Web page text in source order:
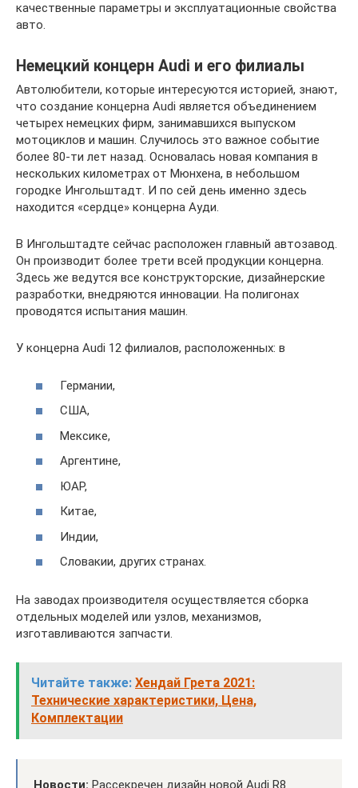
качественные параметры и эксплуатационные свойства
авто.
Немецкий концерн Audi и его филиалы
Автолюбители, которые интересуются историей, знают,
что создание концерна Audi является объединением
четырех немецких фирм, занимавшихся выпуском
мотоциклов и машин. Случилось это важное событие
более 80-ти лет назад. Основалась новая компания в
нескольких километрах от Мюнхена, в небольшом
городке Ингольштадт. И по сей день именно здесь
находится «сердце» концерна Ауди.
В Ингольштадте сейчас расположен главный автозавод.
Он производит более трети всей продукции концерна.
Здесь же ведутся все конструкторские, дизайнерские
разработки, внедряются инновации. На полигонах
проводятся испытания машин.
У концерна Audi 12 филиалов, расположенных: в
Германии,
США,
Мексике,
Аргентине,
ЮАР,
Китае,
Индии,
Словакии, других странах.
На заводах производителя осуществляется сборка
отдельных моделей или узлов, механизмов,
изготавливаются запчасти.
Читайте также: Хендай Грета 2021:
Технические характеристики, Цена,
Комплектации
Новости: Рассекречен дизайн новой Audi R8